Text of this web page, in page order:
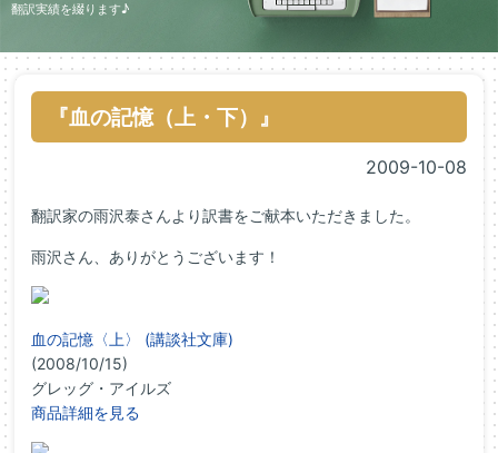
翻訳実績を綴ります♪
『血の記憶（上・下）』
2009-10-08
翻訳家の雨沢泰さんより訳書をご献本いただきました。
雨沢さん、ありがとうございます！
血の記憶〈上〉 (講談社文庫)
(2008/10/15)
グレッグ・アイルズ
商品詳細を見る